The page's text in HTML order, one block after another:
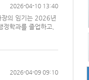
2026-04-10 13:40
장의 임기는 2026년
학과를 졸업하고,
2026-04-09 09:10